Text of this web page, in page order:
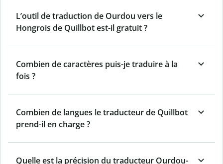
L’outil de traduction de Ourdou vers le
Hongrois de Quillbot est-il gratuit ?
Combien de caractères puis-je traduire à la
fois ?
Combien de langues le traducteur de Quillbot
prend-il en charge ?
Quelle est la précision du traducteur Ourdou-